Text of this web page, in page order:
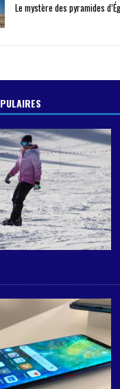
Le mystère des pyramides